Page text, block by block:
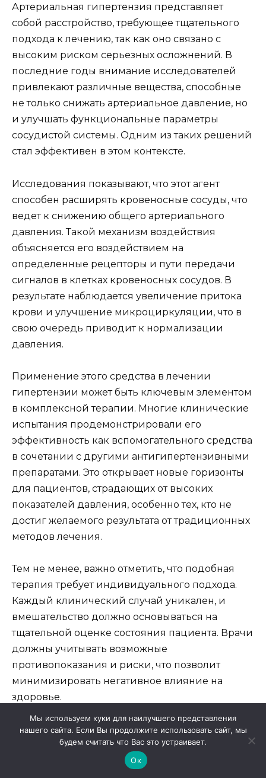
Артериальная гипертензия представляет
собой расстройство, требующее тщательного
подхода к лечению, так как оно связано с
высоким риском серьезных осложнений. В
последние годы внимание исследователей
привлекают различные вещества, способные
не только снижать артериальное давление, но
и улучшать функциональные параметры
сосудистой системы. Одним из таких решений
стал эффективен в этом контексте.
Исследования показывают, что этот агент
способен расширять кровеносные сосуды, что
ведет к снижению общего артериального
давления. Такой механизм воздействия
объясняется его воздействием на
определенные рецепторы и пути передачи
сигналов в клетках кровеносных сосудов. В
результате наблюдается увеличение притока
крови и улучшение микроциркуляции, что в
свою очередь приводит к нормализации
давления.
Применение этого средства в лечении
гипертензии может быть ключевым элементом
в комплексной терапии. Многие клинические
испытания продемонстрировали его
эффективность как вспомогательного средства
в сочетании с другими антигипертензивными
препаратами. Это открывает новые горизонты
для пациентов, страдающих от высоких
показателей давления, особенно тех, кто не
достиг желаемого результата от традиционных
методов лечения.
Тем не менее, важно отметить, что подобная
терапия требует индивидуального подхода.
Каждый клинический случай уникален, и
вмешательство должно основываться на
тщательной оценке состояния пациента. Врачи
должны учитывать возможные
противопоказания и риски, что позволит
минимизировать негативное влияние на
здоровье.
Воздействие на сосудистую систему также
может иметь примечательные побочные
эффекты, которые важно обсуждать с врачом.
Мы используем куки для наилучшего представления
нашего сайта. Если Вы продолжите использовать сайт, мы
будем считать что Вас это устраивает.
Ок